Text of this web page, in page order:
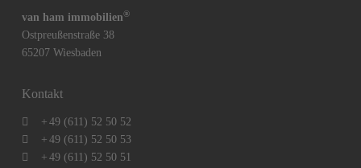
van ham immobilien®
Ostpreußenstraße 38
65207 Wiesbaden
Kontakt
+ 49 (611) 52 50 52
+ 49 (611) 52 50 53
+ 49 (611) 52 50 51